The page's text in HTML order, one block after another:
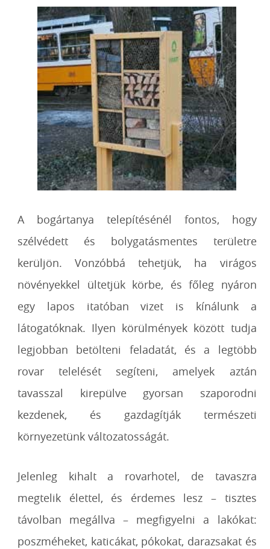
A bogártanya telepítésénél fontos, hogy
szélvédett és bolygatásmentes területre
kerüljön. Vonzóbbá tehetjük, ha virágos
növényekkel ültetjük körbe, és főleg nyáron
egy lapos itatóban vizet is kínálunk a
látogatóknak. Ilyen körülmények között tudja
legjobban betölteni feladatát, és a legtöbb
rovar telelését segíteni, amelyek aztán
tavasszal kirepülve gyorsan szaporodni
kezdenek, és gazdagítják természeti
környezetünk változatosságát.
Jelenleg kihalt a rovarhotel, de tavaszra
megtelik élettel, és érdemes lesz – tisztes
távolban megállva – megfigyelni a lakókat:
poszméheket, katicákat, pókokat, darazsakat és